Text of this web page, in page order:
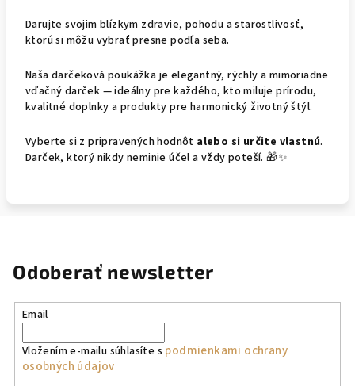
Darujte svojim blízkym zdravie, pohodu a starostlivosť,
ktorú si môžu vybrať presne podľa seba.
Naša darčeková poukážka je elegantný, rýchly a mimoriadne
vďačný darček — ideálny pre každého, kto miluje prírodu,
kvalitné doplnky a produkty pre harmonický životný štýl.
Vyberte si z pripravených hodnôt alebo si určite vlastnú.
Darček, ktorý nikdy neminie účel a vždy poteší. 🎁✨
Odoberať newsletter
Email
Vložením e-mailu súhlasíte s podmienkami ochrany
osobných údajov